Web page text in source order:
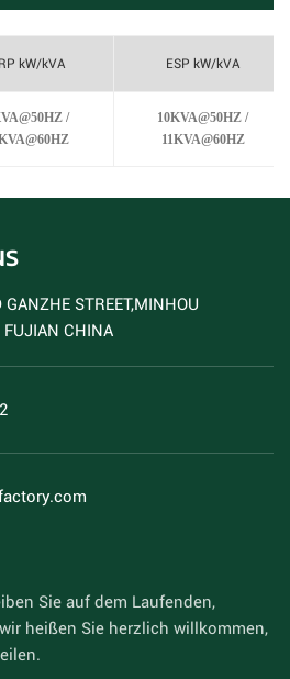
kW/kVA ESP kW/kVA
/
10KVA@50HZ /
11KVA@60HZ
GANZHE STREET,MINHOU
FUJIAN CHINA
Sie auf dem Laufenden,
heißen Sie herzlich willkommen,